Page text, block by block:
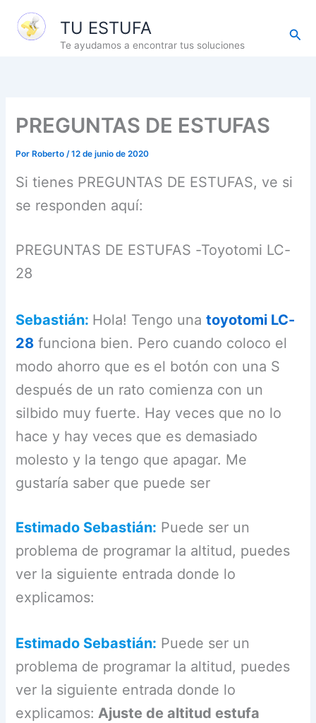
contenido
TU ESTUFA
Te ayudamos a encontrar tus soluciones
PREGUNTAS DE ESTUFAS
Por Roberto/12 de junio de 2020
Si tienes PREGUNTAS DE ESTUFAS, ve si
se responden aquí:
PREGUNTAS DE ESTUFAS -Toyotomi LC-
28
Sebastián: Hola! Tengo unatoyotomi LC-
28 funciona bien. Pero cuando coloco el
modo ahorro que es el botón con una S
después de un rato comienza con un
silbido muy fuerte. Hay veces que no lo
hace y hay veces que es demasiado
molesto y la tengo que apagar. Me
gustaría saber que puede ser
Estimado Sebastián: Puede ser un
problema de programar la altitud, puedes
ver la siguiente entrada donde lo
explicamos:
Estimado Sebastián: Puede ser un
problema de programar la altitud, puedes
ver la siguiente entrada donde lo
explicamos: Ajuste de altitud estufa